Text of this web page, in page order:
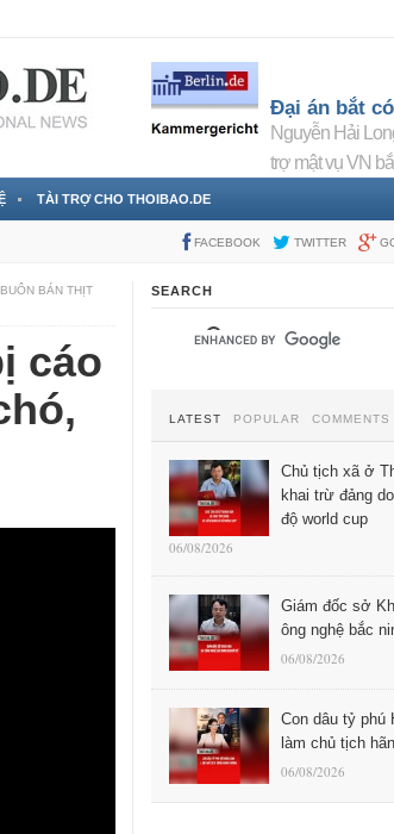
Đại án bắt
Nguyễn Hải
trợ mật vụ VN
TÀI TRỢ CHO THOIBAO.DE
FACEBOOK TWITTER
BÁN THỊT
cáo
SEARCH
LATEST POPULAR COMMENTS
Chủ tịch xã ở
khai trừ đảng
độ world cup
06/08/2026
Giám đốc sở
ông nghệ bắc
06/08/2026
Con dâu tỷ phú
làm chủ tịch
06/08/2026